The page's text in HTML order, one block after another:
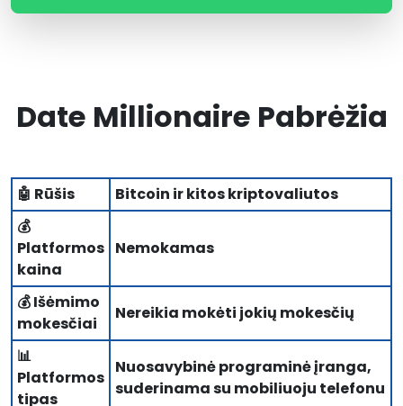
Date Millionaire Pabrėžia
🤖 Rūšis
Bitcoin ir kitos kriptovaliutos
💰
Platformos
kaina
Nemokamas
💰 Išėmimo
mokesčiai
Nereikia mokėti jokių mokesčių
📊
Platformos
tipas
Nuosavybinė programinė įranga,
suderinama su mobiliuoju telefonu